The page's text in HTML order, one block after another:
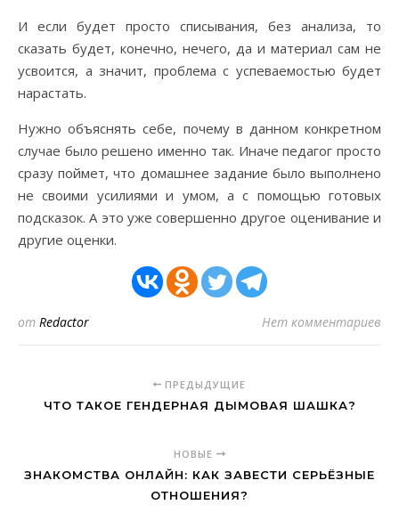
И если будет просто списывания, без анализа, то
сказать будет, конечно, нечего, да и материал сам не
усвоится, а значит, проблема с успеваемостью будет
нарастать.
Нужно объяснять себе, почему в данном конкретном
случае было решено именно так. Иначе педагог просто
сразу поймет, что домашнее задание было выполнено
не своими усилиями и умом, а с помощью готовых
подсказок. А это уже совершенно другое оценивание и
другие оценки.
от Redactor Нет комментариев
ПРЕДЫДУЩИЕ
ЧТО ТАКОЕ ГЕНДЕРНАЯ ДЫМОВАЯ ШАШКА?
НОВЫЕ
ЗНАКОМСТВА ОНЛАЙН: КАК ЗАВЕСТИ СЕРЬЁЗНЫЕ
ОТНОШЕНИЯ?